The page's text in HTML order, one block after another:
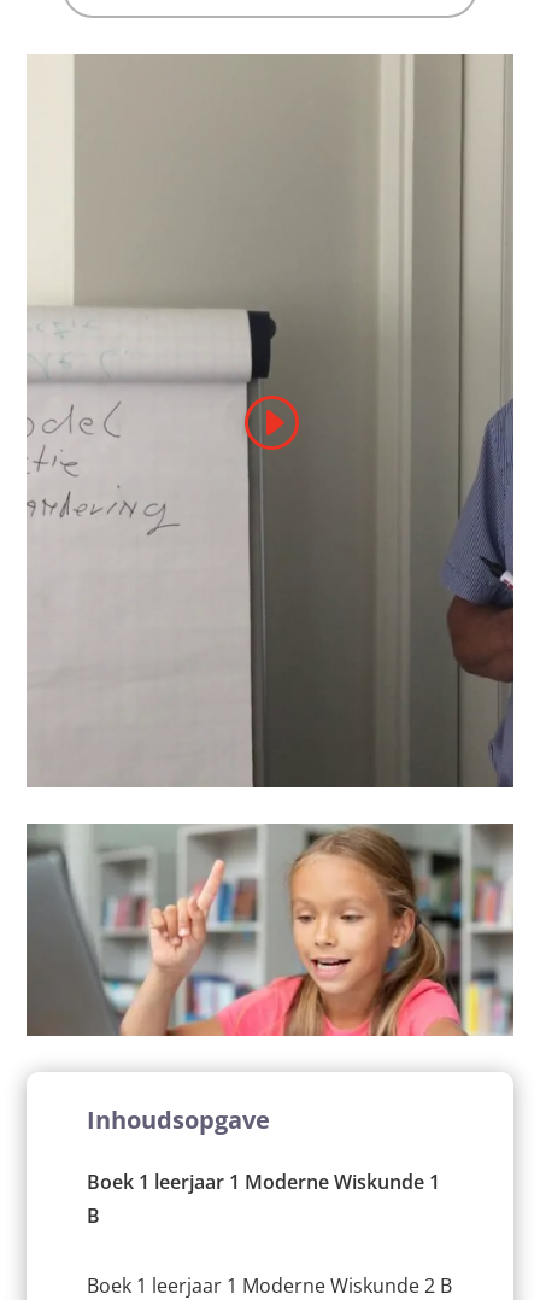
Inhoudsopgave
Boek 1 leerjaar 1 Moderne Wiskunde 1
B
Boek 1 leerjaar 1 Moderne Wiskunde 2 B